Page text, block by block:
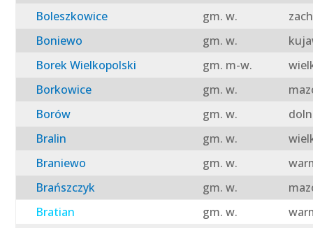
Boleszkowice
gm. w.
Boniewo
gm. w.
Borek Wielkopolski
gm. m-w.
Borkowice
gm. w.
Borów
gm. w.
Bralin
gm. w.
Braniewo
gm. w.
Brańszczyk
gm. w.
Bratian
gm. w.